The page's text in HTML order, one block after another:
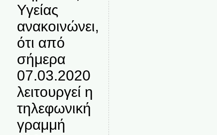
Υγείας
ανακοινώνει,
ότι από
σήμερα
07.03.2020
λειτουργεί η
τηλεφωνική
γραμμή